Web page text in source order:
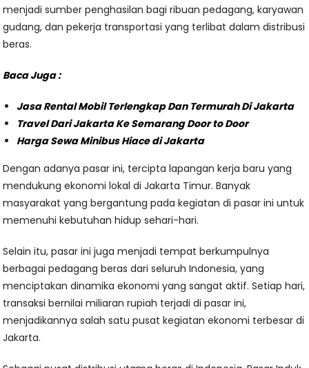
menjadi sumber penghasilan bagi ribuan pedagang, karyawan
gudang, dan pekerja transportasi yang terlibat dalam distribusi
beras.
Baca Juga :
Jasa Rental Mobil Terlengkap Dan Termurah Di Jakarta
Travel Dari Jakarta Ke Semarang Door to Door
Harga Sewa Minibus Hiace di Jakarta
Dengan adanya pasar ini, tercipta lapangan kerja baru yang
mendukung ekonomi lokal di Jakarta Timur. Banyak
masyarakat yang bergantung pada kegiatan di pasar ini untuk
memenuhi kebutuhan hidup sehari-hari.
Selain itu, pasar ini juga menjadi tempat berkumpulnya
berbagai pedagang beras dari seluruh Indonesia, yang
menciptakan dinamika ekonomi yang sangat aktif. Setiap hari,
transaksi bernilai miliaran rupiah terjadi di pasar ini,
menjadikannya salah satu pusat kegiatan ekonomi terbesar di
Jakarta.